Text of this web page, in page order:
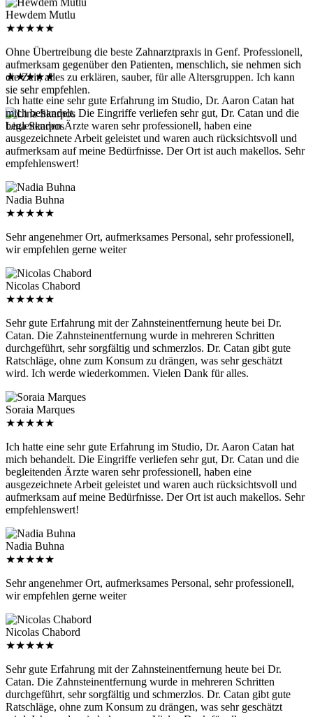
Hewdem Mutlu
★★★★★
Ohne Übertreibung die beste Zahnarztpraxis in Genf. Professionell,
aufmerksam gegenüber den Patienten, menschlich, sie nehmen sich
die Zeit, alles zu erklären, sauber, für alle Altersgruppen. Ich kann
sie sehr empfehlen.
Lina Skarpos
★★★★★
Ich hatte eine sehr gute Erfahrung im Studio, Dr. Aaron Catan hat
mich behandelt. Die Eingriffe verliefen sehr gut, Dr. Catan und die
begleitenden Ärzte waren sehr professionell, haben eine
ausgezeichnete Arbeit geleistet und waren auch rücksichtsvoll und
aufmerksam auf meine Bedürfnisse. Der Ort ist auch makellos. Sehr
empfehlenswert!
Nadia Buhna
★★★ ★★
wir empfehlen gerne weiter
Nicolas Chabord
★★★★★
Catan. Die Zahnsteinentfernung wurde in mehreren Schritten
durchgeführt, sehr sorgfältig und schmerzlos. Dr. Catan gibt gute
Ratschläge, ohne zum Konsum zu drängen, was sehr geschätzt
wird. Ich werde wiederkommen. Vielen Dank für alles.
Soraia Marques
★★★ ★★
mich behandelt. Die Eingriffe verliefen sehr gut, Dr. Catan und die
begleitenden Ärzte waren sehr professionell, haben eine
ausgezeichnete Arbeit geleistet und waren auch rücksichtsvoll und
aufmerksam auf meine Bedürfnisse. Der Ort ist auch makellos. Sehr
empfehlenswert!
Nadia Buhna
★★★ ★★
wir empfehlen gerne weiter
Nicolas Chabord
★★★★★
Catan. Die Zahnsteinentfernung wurde in mehreren Schritten
durchgeführt, sehr sorgfältig und schmerzlos. Dr. Catan gibt gute
Ratschläge, ohne zum Konsum zu drängen, was sehr geschätzt
wird. Ich werde wiederkommen. Vielen Dank für alles.